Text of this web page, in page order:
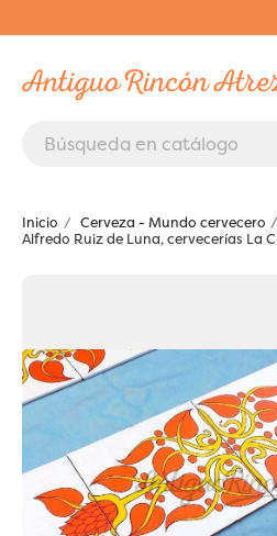
Inicio Cerveza - Mundo cervecero
Alfredo Ruiz de Luna, cervecerías La